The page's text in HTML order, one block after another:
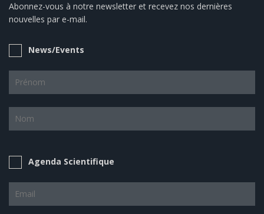
Abonnez-vous à notre newsletter et recevez nos dernières
nouvelles par e-mail.
News/Events
Agenda Scientifique